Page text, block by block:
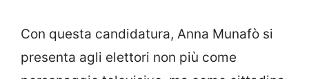
Con questa candidatura, Anna Munafò si
presenta agli elettori non più come